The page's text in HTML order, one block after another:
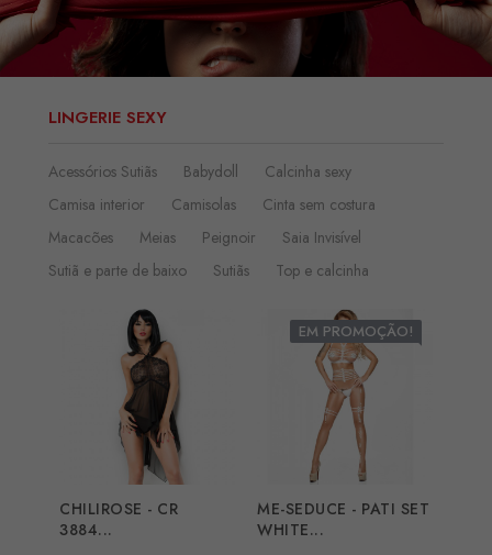
LINGERIE SEXY
Acessórios Sutiãs Babydoll
Calcinha sexy
Camisa interior
Camisolas
Cinta sem costura
Macacões
Meias Peignoir
Saia Invisível
Sutiã e parte de baixo
Sutiãs Top e calcinha
CHILIROSE - CR
3884...
EM PROMOÇÃO!
ME-SEDUCE - PATI SET
WHITE...